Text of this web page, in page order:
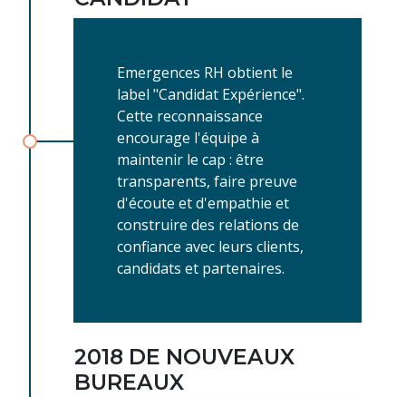
Emergences RH obtient le
label "Candidat Expérience".
Cette reconnaissance
encourage l'équipe à
maintenir le cap : être
transparents, faire preuve
d'écoute et d'empathie et
construire des relations de
confiance avec leurs clients,
candidats et partenaires.
2018 DE NOUVEAUX
BUREAUX